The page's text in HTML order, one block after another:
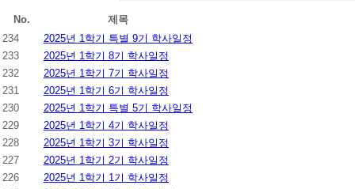
No.
제목
234
2025년 1학기 특별 9기 학사일정
233
2025년 1학기 8기 학사일정
232
2025년 1학기 7기 학사일정
231
2025년 1학기 6기 학사일정
230
2025년 1학기 특별 5기 학사일정
229
2025년 1학기 4기 학사일정
228
2025년 1학기 3기 학사일정
227
2025년 1학기 2기 학사일정
226
2025년 1학기 1기 학사일정